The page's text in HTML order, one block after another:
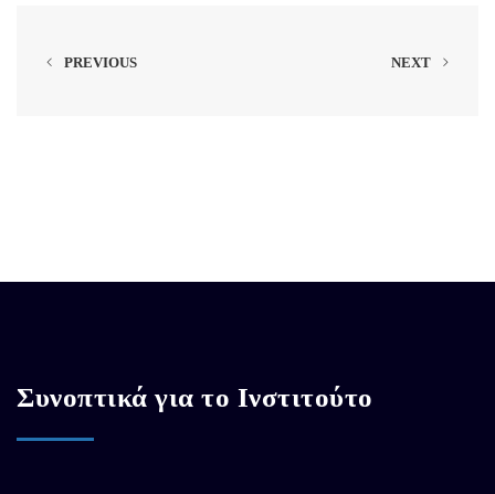
PREVIOUS NEXT
Συνοπτικά για το Ινστιτούτο